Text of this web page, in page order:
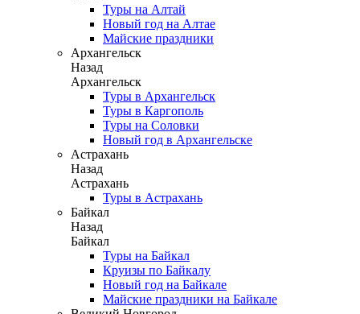
Туры на Алтай
Новый год на Алтае
Майские праздники
Архангельск
Назад
Архангельск
Туры в Архангельск
Туры в Каргополь
Туры на Соловки
Новый год в Архангельске
Астрахань
Назад
Астрахань
Туры в Астрахань
Байкал
Назад
Байкал
Туры на Байкал
Круизы по Байкалу
Новый год на Байкале
Майские праздники на Байкале